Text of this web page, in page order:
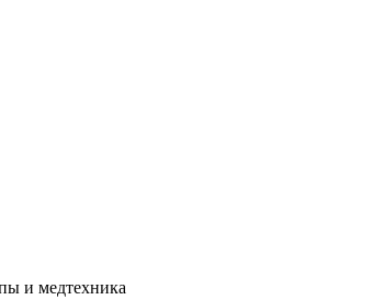
и медтехника